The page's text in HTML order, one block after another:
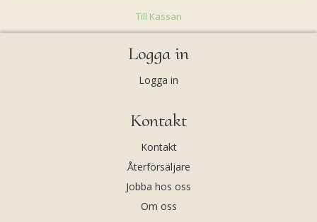
Till Kassan
Logga in
Logga in
Kontakt
Kontakt
Återförsäljare
Jobba hos oss
Om oss